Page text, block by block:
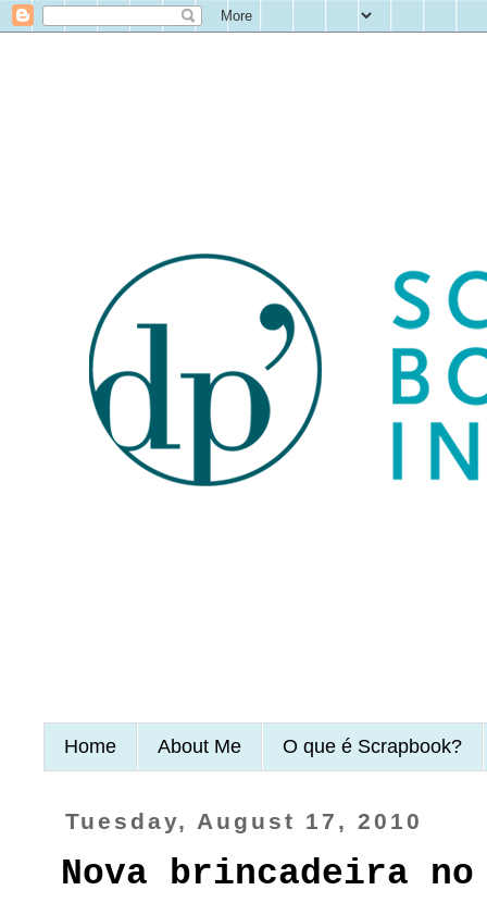
Home About Me O que é Scrapbook?
Tuesday, August 17, 2010
Nova brincadeira no